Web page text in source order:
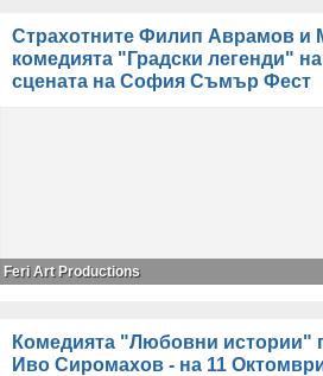
Страхотните Филип Аврамов и
комедията "Градски легенди"
сцената на София Съмър Фест
Feri Art Productions
Комедията "Любовни истории"
Иво Сиромахов - на 11